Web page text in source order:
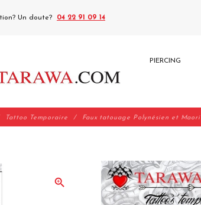
Un doute? 04 22 91 09 14
PIERCING
Tattoo Temporaire Faux tatouage Polynésien et Maori
zoom_in